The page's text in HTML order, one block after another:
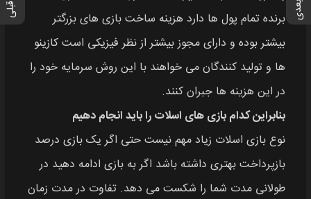
برنده تمام پول‌ ها دارد هزینه ساخت بازی‌ های بزرگتر
بیشتر بوده و دارای مجوز بیشتر از نظر فیزیکی است کازینو
ها و تولید کنندگان می‌ خواهند با این روش سرمایه خود را
در این هزینه‌ ها جبران کنند.
بنابراین کدام بازی های اسلات را باید انجام دهیم
نوع بازی اسلات زیاد مهم نیست حتی اگر یک بازی درصد
بازپرداخت بهتری داشته باشد اگر به بازی ادامه دهید در
طولانی مدت شما را شکست می‌ دهد. تفاوت در مدت زمان